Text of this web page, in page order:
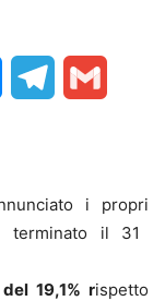
MessengerTelegram
i propri
terminato il 31
19,1% rispetto